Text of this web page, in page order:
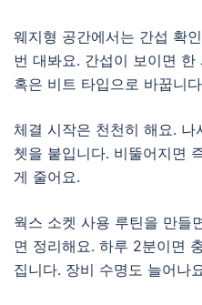
웨지형 공간에서는 간섭 확
번 대봐요. 간섭이 보이면
혹은 비트 타입으로 바꿉니
체결 시작은 천천히 해요.
쳇을 붙입니다. 비뚤어지면
게 줄어요.
웍스 소켓 사용 루틴을 만들
면 정리해요. 하루 2분이면
집니다. 장비 수명도 늘어나